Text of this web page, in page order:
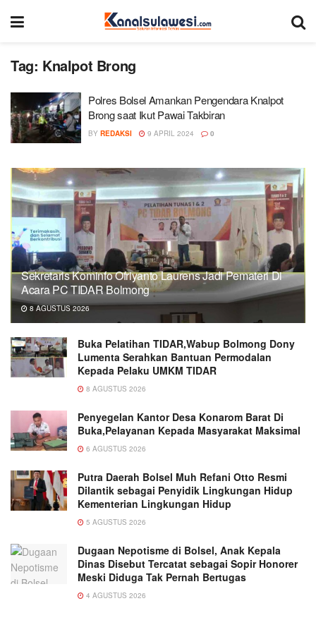
Tag: Knalpot Brong
Polres Bolsel Amankan Pengendara Knalpot
Brong saat Ikut Pawai Takbiran
BY REDAKSI 9 APRIL 2024 0
Sekretaris Kominfo Ofriyanto Laurens Jadi Pemateri Di
Acara PC TIDAR Bolmong
8 AGUSTUS 2026
Buka Pelatihan TIDAR,Wabup Bolmong Dony
Lumenta Serahkan Bantuan Permodalan
Kepada Pelaku UMKM TIDAR
8 AGUSTUS 2026
Penyegelan Kantor Desa Konarom Barat Di
Buka,Pelayanan Kepada Masyarakat Maksimal
6 AGUSTUS 2026
Putra Daerah Bolsel Muh Refani Otto Resmi
Dilantik sebagai Penyidik Lingkungan Hidup
Kementerian Lingkungan Hidup
5 AGUSTUS 2026
Dugaan Nepotisme di Bolsel, Anak Kepala
Dinas Disebut Tercatat sebagai Sopir Honorer
Meski Diduga Tak Pernah Bertugas
4 AGUSTUS 2026